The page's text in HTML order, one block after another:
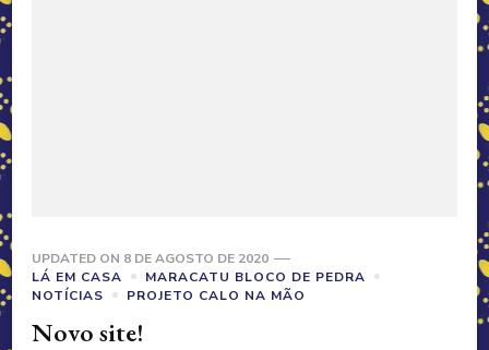
UPDATED ON 8 DE AGOSTO DE 2020
LÁ EM CASA
MARACATU BLOCO DE PEDRA
NOTÍCIAS
PROJETO CALO NA MÃO
Novo site!